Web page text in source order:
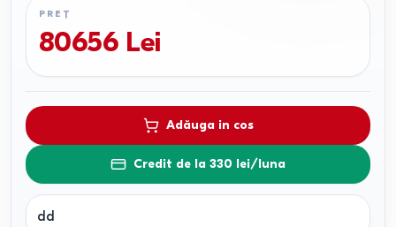
PREȚ
80656 Lei
Adăuga in cos
Credit de la 330 lei/luna
dd